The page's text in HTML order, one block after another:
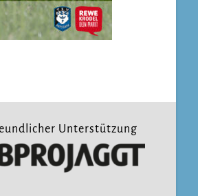
Unterstützung